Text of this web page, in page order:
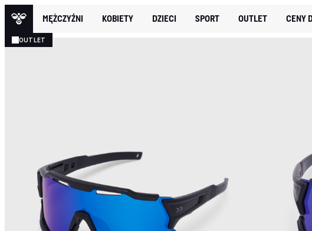
MĘŻCZYŹNI KOBIETY DZIECI SPORT OUTLET CENY
OUTLET